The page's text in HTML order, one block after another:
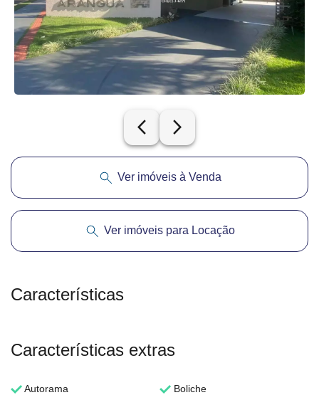
arrow_back_ios_new arrow_forward_ios
Ver imóveis à Venda
Ver imóveis para Locação
Características
Características extras
Autorama Boliche